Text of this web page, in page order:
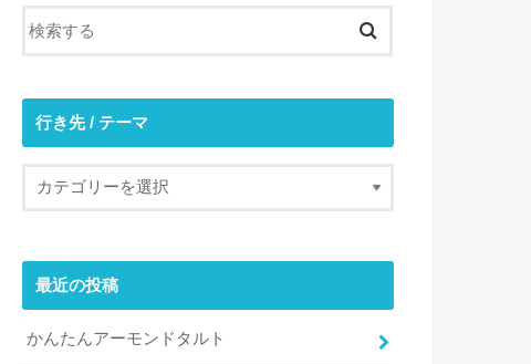
行き先 / テーマ
最近の投稿
かんたんアーモンドタルト